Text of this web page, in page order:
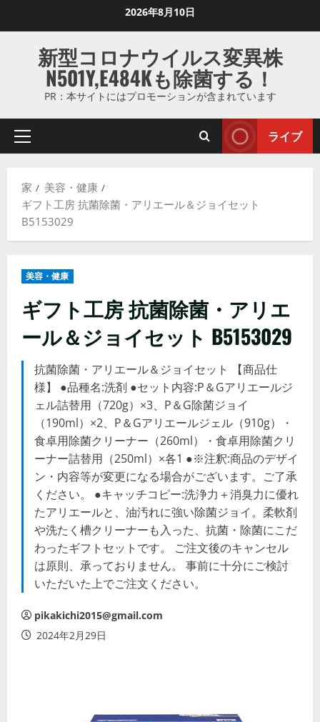
ス
ッ
2026年8月10日
新型コロナウイルス変異株
N501Y,E484Kも除菌する！
PR：本サイトにはプロモーションが含まれています
プ
マ
リ
メ
ー
ライブ
家
美容・健康
ギフト工房 抗菌除菌・アリエール＆ジョイセット
B5153029
美容・健康
ギフト工房 抗菌除菌・アリエ
ール＆ジョイセット B5153029
抗菌除菌・アリエール＆ジョイセット 【商品仕
様】 ●品種名:洗剤 ●セット内容:P＆Gアリエールジ
ェル詰替用（720g）×3、P＆G除菌ジョイ
（190ml）×2、P＆Gアリエールジェル（910g）・
食卓用除菌クリーナー（260ml）・食卓用除菌クリ
ーナー詰替用（250ml）×各1 ●※注釈:商品のデザイ
ン・内容等が変更になる場合がございます。ご了承
ください。 ●キャッチコピー:洗浄力＋消臭力に優れ
たアリエールと、油汚れに強い除菌ジョイ。柔軟剤
や洗たく槽クリーナーも入った、抗菌・除菌にこだ
わったギフトセットです。 ご注文後のキャンセル
は原則、承っておりません。 事前に十分にご検討
いただいた上でご注文ください。
pikakichi2015@gmail.com
2024年2月29日